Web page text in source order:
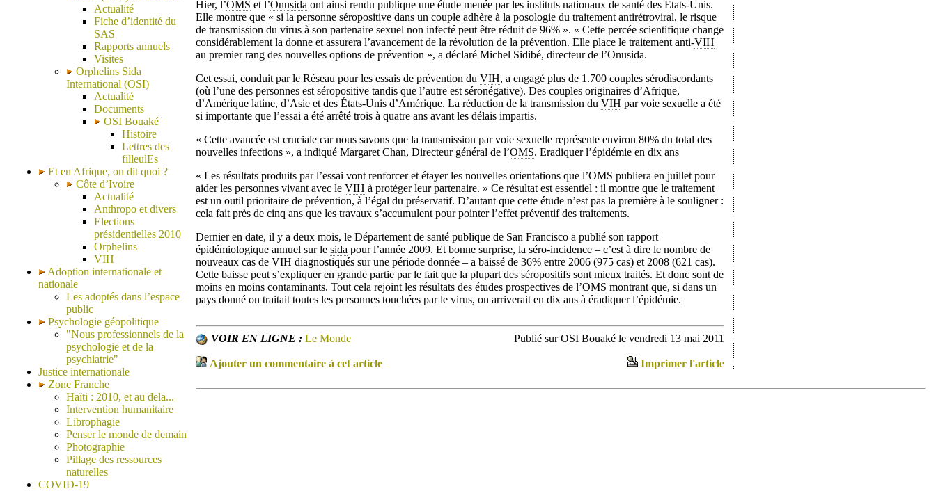
Actualité
Fiche d’identité du
SAS
Rapports annuels
Visites
Orphelins Sida
International (OSI)
Actualité
Documents
OSI Bouaké
Histoire
Lettres des
filleulEs
Et en Afrique, on dit quoi ?
Côte d’Ivoire
Actualité
Anthropo et divers
Elections
présidentielles 2010
Orphelins
VIH
Adoption internationale et
nationale
Les adoptés dans l’espace
public
Psychologie géopolitique
"Nous professionnels de la
psychologie et de la
psychiatrie"
Justice internationale
Zone Franche
Haïti : 2010, et au dela...
Intervention humanitaire
Librophagie
Penser le monde de demain
Photographie
Pillage des ressources
naturelles
COVID-19
Hier, l’OMS et l’Onusida ont ainsi rendu publique une étude menée par les instituts nationaux de santé des États-Unis.
Elle montre que « si la personne séropositive dans un couple adhère à la posologie du traitement antirétroviral, le risque
de transmission du virus à son partenaire sexuel non infecté peut être réduit de 96% ». « Cette percée scientifique change
considérablement la donne et assurera l’avancement de la révolution de la prévention. Elle place le traitement anti-VIH
au premier rang des nouvelles options de prévention », a déclaré Michel Sidibé, directeur de l’Onusida.
Cet essai, conduit par le Réseau pour les essais de prévention du VIH, a engagé plus de 1.700 couples sérodiscordants
(où l’une des personnes est séropositive tandis que l’autre est séronégative). Des couples originaires d’Afrique,
d’Amérique latine, d’Asie et des États-Unis d’Amérique. La réduction de la transmission du VIH par voie sexuelle a été
si importante que l’essai a été arrêté trois à quatre ans avant les délais impartis.
« Cette avancée est cruciale car nous savons que la transmission par voie sexuelle représente environ 80% du total des
nouvelles infections », a indiqué Margaret Chan, Directeur général de l’OMS. Eradiquer l’épidémie en dix ans
« Les résultats produits par l’essai vont renforcer et étayer les nouvelles orientations que l’OMS publiera en juillet pour
aider les personnes vivant avec le VIH à protéger leur partenaire. » Ce résultat est essentiel : il montre que le traitement
est un outil prioritaire de prévention, à l’égal du préservatif. D’autant que cette étude n’est pas la première à le souligner :
cela fait près de cinq ans que les travaux s’accumulent pour pointer l’effet préventif des traitements.
Dernier en date, il y a deux mois, le Département de santé publique de San Francisco a publié son rapport
épidémiologique annuel sur le sida pour l’année 2009. Et bonne surprise, la séro-incidence – c’est à dire le nombre de
nouveaux cas de VIH diagnostiqués sur une période donnée – a baissé de 36% entre 2006 (975 cas) et 2008 (621 cas).
Cette baisse peut s’expliquer en grande partie par le fait que la plupart des séropositifs sont mieux traités. Et donc sont de
moins en moins contaminants. Tout cela rejoint les résultats des études prospectives de l’OMS montrant que, si dans un
pays donné on traitait toutes les personnes touchées par le virus, on arriverait en dix ans à éradiquer l’épidémie.
VOIR EN LIGNE : Le Monde Publié sur OSI Bouaké le vendredi 13 mai 2011
Ajouter un commentaire à cet article Imprimer l'article